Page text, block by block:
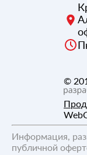
©
Информация,
публичной